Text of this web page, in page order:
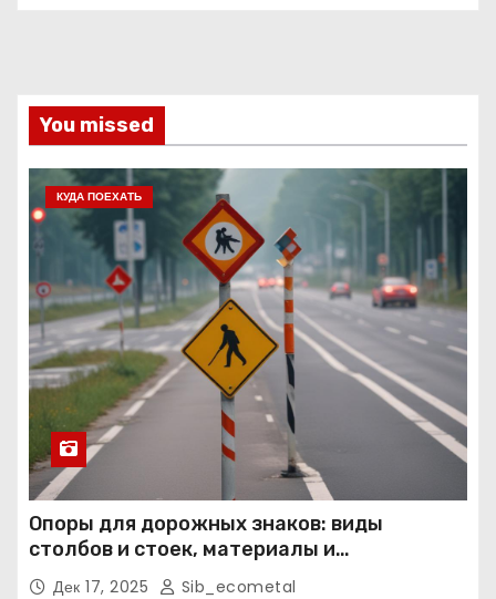
You missed
КУДА ПОЕХАТЬ
Опоры для дорожных знаков: виды
столбов и стоек, материалы и
нормативные требования
Дек 17, 2025 Sib_ecometal